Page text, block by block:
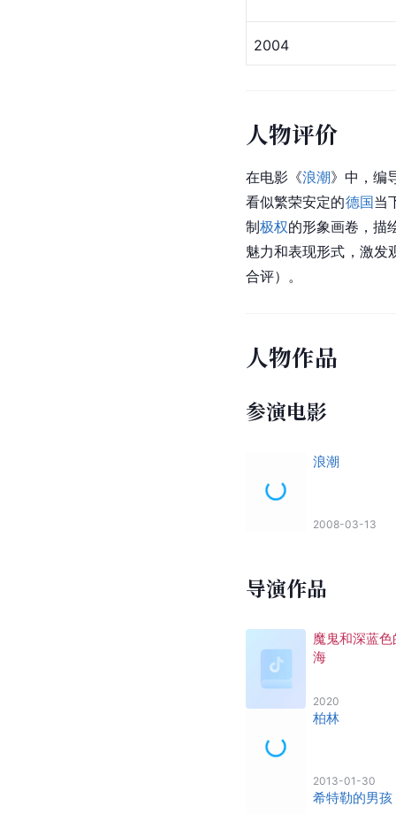
2004
人物评价
在电影《浪潮》中，编
看似繁荣安定的德国当
制极权的形象画卷，描
魅力和表现形式，激发
合评）。
人物作品
参演电影
浪潮
2008-03-13
导演作品
魔鬼和深蓝色
海
2020
柏林
2013-01-30
希特勒的男孩